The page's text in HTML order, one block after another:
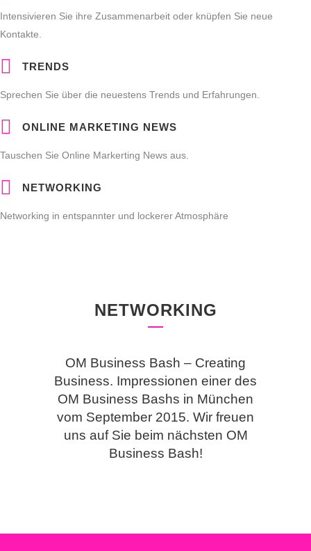
Intensivieren Sie ihre Zusammenarbeit oder knüpfen Sie neue
Kontakte.
TRENDS
Sprechen Sie über die neuestens Trends und Erfahrungen.
ONLINE MARKETING NEWS
Tauschen Sie Online Markerting News aus.
NETWORKING
Networking in entspannter und lockerer Atmosphäre
NETWORKING
OM Business Bash – Creating
Business. Impressionen einer des
OM Business Bashs in München
vom September 2015. Wir freuen
uns auf Sie beim nächsten OM
Business Bash!